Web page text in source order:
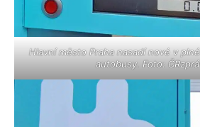
Hlavní město Praha nasadí nové v
autobusy. Foto: